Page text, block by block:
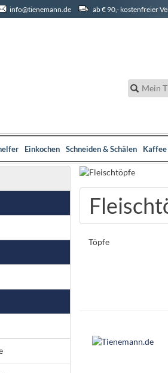
info@tienemann.de ab € 90,- kostenfreier
Einkochen Schneiden & Schälen Kaffee
Töpfe